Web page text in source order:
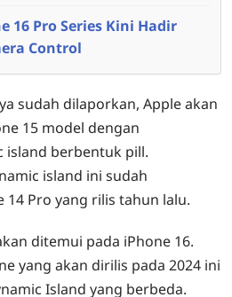
16 Pro Series Kini Hadir
Control
sudah dilaporkan, Apple akan
15 model dengan
island berbentuk pill.
island ini sudah
14 Pro yang rilis tahun lalu.
ditemui pada iPhone 16.
yang akan dirilis pada 2024 ini
Island yang berbeda.